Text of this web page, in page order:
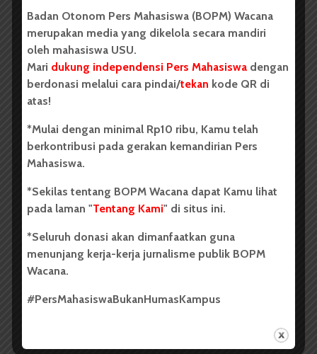
Mahasiswa 2026, Dorong Inovasi
Penelitian dalam Sektor
Perkebunan
Redaksi 2 menit waktu baca
BERITA KAMPUS
Dua Mahasiswa Sastra Indonesia
USU Raih Juara di Festival Literasi
Sumatra Utara 2026
Oleh: Iyusarah Pakpahan USU, wacana.org – Dua...
Badan Otonom Pers Mahasiswa (BOPM) Wacana
merupakan media yang dikelola secara mandiri
oleh mahasiswa USU.
Mari dukung independensi Pers Mahasiswa dengan
berdonasi melalui cara pindai/tekan kode QR di
atas!
*Mulai dengan minimal Rp10 ribu, Kamu telah
berkontribusi pada gerakan kemandirian Pers
Mahasiswa.
*Sekilas tentang BOPM Wacana dapat Kamu lihat
pada laman "Tentang Kami" di situs ini.
*Seluruh donasi akan dimanfaatkan guna
menunjang kerja-kerja jurnalisme publik BOPM
Wacana.
#PersMahasiswaBukanHumasKampus